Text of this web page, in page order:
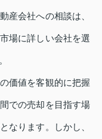
産会社への相談は、
場に詳しい会社を選
価値を客観的に把握
での売却を目指す場
なります。しかし、